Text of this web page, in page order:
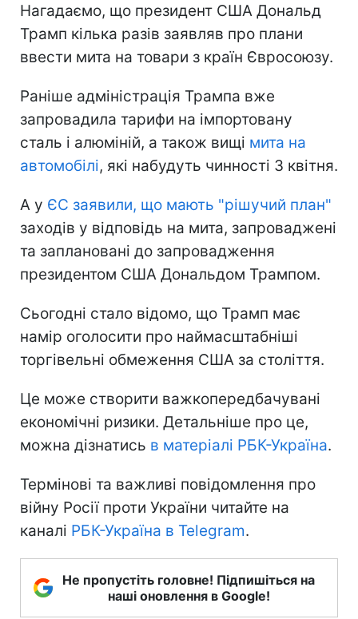
Нагадаємо, що президент США Дональд
Трамп кілька разів заявляв про плани
ввести мита на товари з країн Євросоюзу.
Раніше адміністрація Трампа вже
запровадила тарифи на імпортовану
сталь і алюміній, а також вищі мита на
автомобілі, які набудуть чинності 3 квітня.
А у ЄС заявили, що мають "рішучий план"
заходів у відповідь на мита, запроваджені
та заплановані до запровадження
президентом США Дональдом Трампом.
Сьогодні стало відомо, що Трамп має
намір оголосити про наймасштабніші
торгівельні обмеження США за століття.
Це може створити важкопередбачувані
економічні ризики. Детальніше про це,
можна дізнатись в матеріалі РБК-Україна.
Термінові та важливі повідомлення про
війну Росії проти України читайте на
каналі РБК-Україна в Telegram.
Не пропустіть головне! Підпишіться на
наші оновлення в Google!